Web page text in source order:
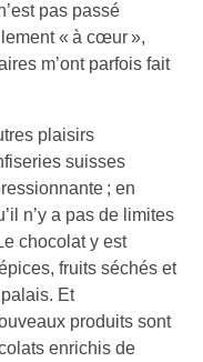
pas passé
« à cœur »,
m’ont parfois fait
plaisirs
suisses
; en
n’y a pas de limites
chocolat y est
fruits séchés et
Et
produits sont
enrichis de